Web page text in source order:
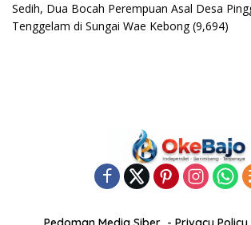
Sedih, Dua Bocah Perempuan Asal Desa
Tenggelam di Sungai Wae Kebong (9,694)